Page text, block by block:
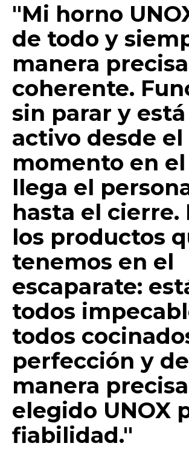
"Mi horno
de todo y
manera
coherente.
sin parar y está
activo desde el
momento en
llega el
hasta el cierre.
los productos
tenemos en el
escaparate:
todos
todos
perfección y de
manera
elegido UNOX
fiabilidad."